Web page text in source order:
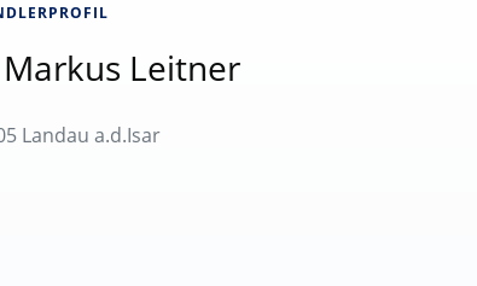
Leitner
Landau a.d.Isar